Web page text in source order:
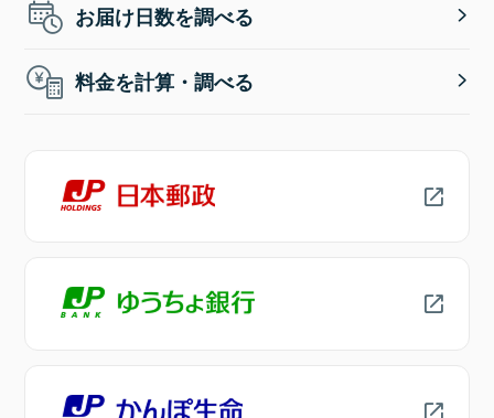
お届け日数を調べる
料金を計算・調べる